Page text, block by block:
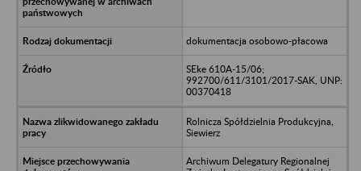
dokumentacja osobowo-płacowa
SEke 610A-15/06;
992700/611/3101/2017-SAK, UNP:
00370418
Rolnicza Spółdzielnia Produkcyjna,
Siewierz
Archiwum Delegatury Regionalnej